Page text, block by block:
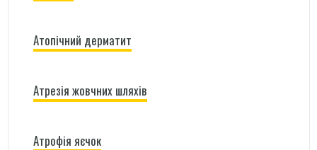
Атопічний дерматит
Атрезія жовчних шляхів
Атрофія яєчок